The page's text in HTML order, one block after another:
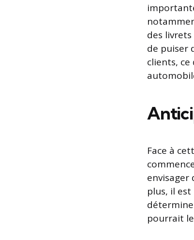
des
de puiser
clients,
Face à
envisager
plus, il
pourrait